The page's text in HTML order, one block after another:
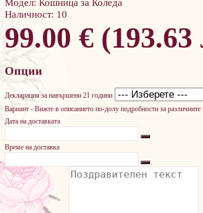
Модел: Кошница за Коледа
Наличност: 10
99.00 € (193.63
Опции
Декларация за навършени 21 години
Вариант - Вижте в описанието по-долу подробности за различните
Дата на доставката
Време на доставка